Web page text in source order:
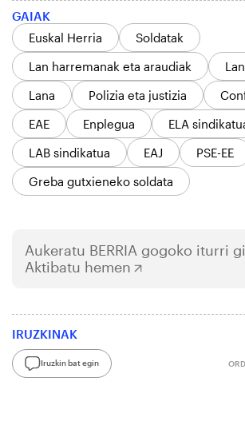
GAIAK
Euskal Herria
Soldatak
Lan harremanak eta araudiak
Lana
Polizia eta justizia
EAE
Enplegua
ELA
LAB sindikatua
EAJ
PSE-EE
Greba gutxieneko soldata
Aukeratu BERRIA gogoko iturri
Aktibatu hemen
IRUZKINAK
Iruzkin bat egin